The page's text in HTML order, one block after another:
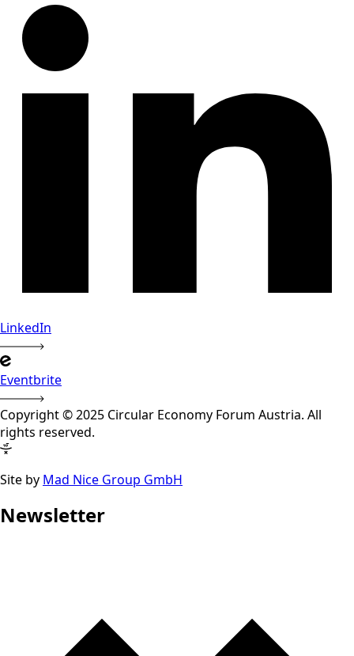
LinkedIn
Eventbrite
Copyright © 2025 Circular Economy Forum Austria. All
rights reserved.
Site by Mad Nice Group GmbH
Newsletter